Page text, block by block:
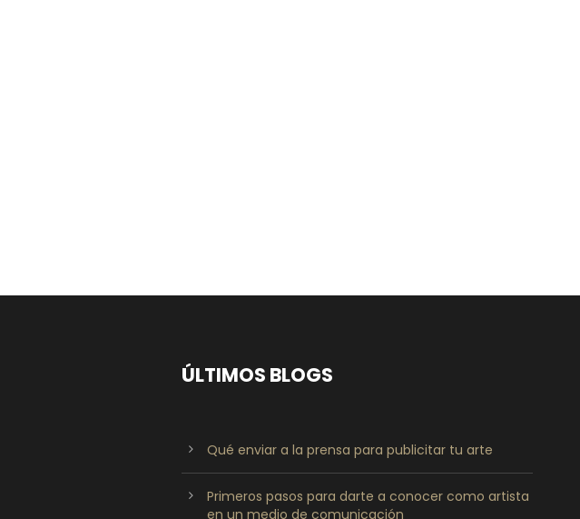
ÚLTIMOS BLOGS
Qué enviar a la prensa para publicitar tu arte
Primeros pasos para darte a conocer como artista
en un medio de comunicación